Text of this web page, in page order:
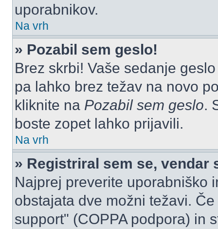
uporabnikov.
Na vrh
» Pozabil sem geslo!
Brez skrbi! Vaše sedanje
pa lahko brez težav na novo
kliknite na Pozabil sem geslo.
boste zopet lahko prijavili.
Na vrh
» Registriral sem se, vendar
Najprej preverite uporabniško
obstajata dve možni težavi.
support" (COPPA podpora) in